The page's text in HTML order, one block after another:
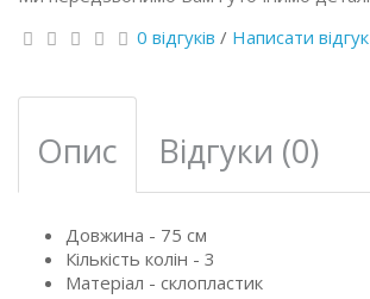
0 відгуків / Написати відгук
Опис Відгуки (0)
Довжина - 75 см
Кількість колін - 3
Матеріал - склопластик